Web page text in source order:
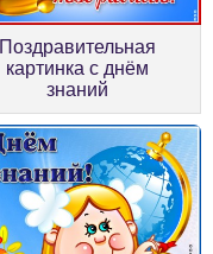
Поздравительная
картинка с днём
знаний